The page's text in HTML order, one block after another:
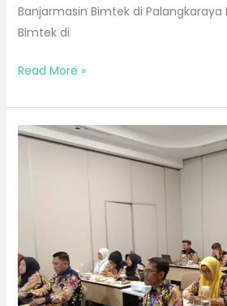
Banjarmasin Bimtek di Palangkaraya
Bimtek di
Read More »
Bimtek